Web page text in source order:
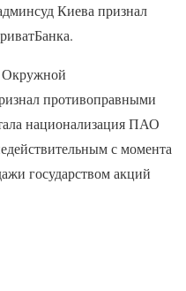
Киева признал
Окружной
противоправными
национализация ПАО
с момента
государством акций